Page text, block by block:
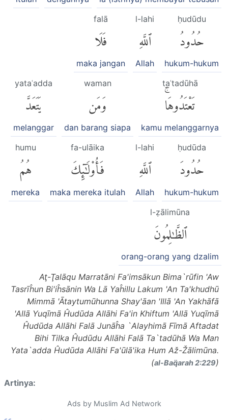
ḥudūdu
حُدُودُ
hukum-hukum
l-lahi
ٱللَّهِ
Allah
falā
فَلَا
maka jangan
taʿtadūhā
تَعْتَدُوهَاۚ
kamu melanggarnya
waman
وَمَن
dan barang siapa
yataʿadda
يَتَعَدَّ
melanggar
ḥudūda
حُدُودَ
hukum-hukum
l-lahi
ٱللَّهِ
Allah
fa-ulāika
فَأُو۟لَٰٓئِكَ
maka mereka itulah
humu
هُمُ
mereka
l-ẓālimūna
ٱلظَّٰلِمُونَ
orang-orang yang dzalim
Aţ-Ţalāqu Marratāni Fa'imsākun Bima`rūfin 'Aw
Tasrīĥun Bi'iĥsānin Wa Lā Yaĥillu Lakum 'An Ta'khudhū
Mimmā 'Ātaytumūhunna Shay'āan 'Illā 'An Yakhāfā
'Allā Yuqīmā Ĥudūda Allāhi Fa'in Khiftum 'Allā Yuqīmā
Ĥudūda Allāhi Falā Junāĥa `Alayhimā Fīmā Aftadat
Bihi Tilka Ĥudūdu Allāhi Falā Ta`tadūhā Wa Man
Yata`adda Ĥudūda Allāhi Fa'ūlā'ika Hum Až-Žālimūna.
(al-Baq̈arah 2:229)
Artinya:
Ads by Muslim Ad Network